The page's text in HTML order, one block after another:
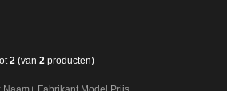
2 (van 2 producten)